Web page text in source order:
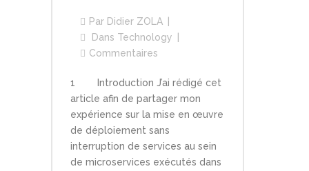
Par Didier ZOLA
Dans Technology
Commentaires
1 Introduction J’ai rédigé cet
article afin de partager mon
expérience sur la mise en œuvre
de déploiement sans
interruption de services au sein
de microservices exécutés dans